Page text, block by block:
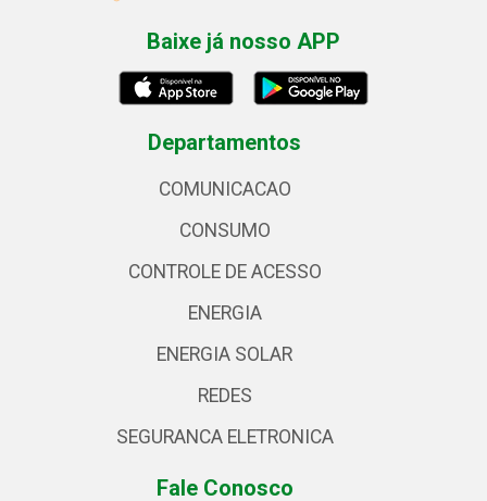
Baixe já nosso APP
Departamentos
COMUNICACAO
CONSUMO
CONTROLE DE ACESSO
ENERGIA
ENERGIA SOLAR
REDES
SEGURANCA ELETRONICA
Fale Conosco